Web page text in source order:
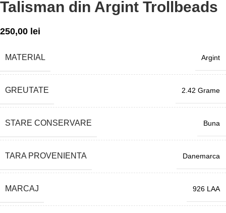
Talisman din Argint Trollbeads
250,00 lei
MATERIAL Argint
GREUTATE 2.42 Grame
STARE CONSERVARE Buna
TARA PROVENIENTA Danemarca
MARCAJ 926 LAA